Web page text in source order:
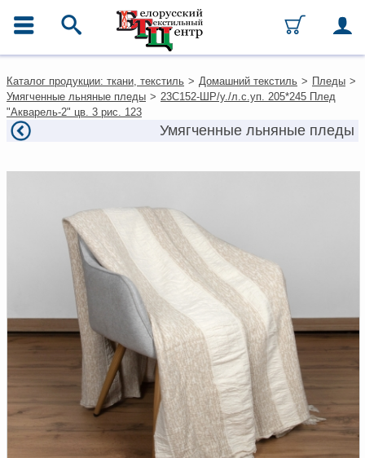
Каталог
Ткани
Домашний текстиль
Одежда
Текстиль для ресторанов и
Текстильная галантерея и
фурнитура
Условия работы
Оплата и доставка
Как оформить заказ
Как нас найти
Написать нам
Доверенность на
получение груза
Документы по работе с
персональными данными
Письмо руководителю
Каталог продукции: ткани, текстиль > Домашний текстиль > Пледы >
Умягченные льняные пледы > 23С152-ШР/у./л.с.уп. 205*245 Плед
"Акварель-2" цв. 3 рис. 123
Умягченные льняные пледы